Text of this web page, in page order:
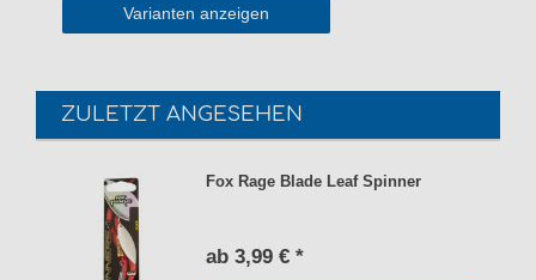
Varianten anzeigen
ZULETZT ANGESEHEN
Fox Rage Blade Leaf Spinner
ab 3,99 € *